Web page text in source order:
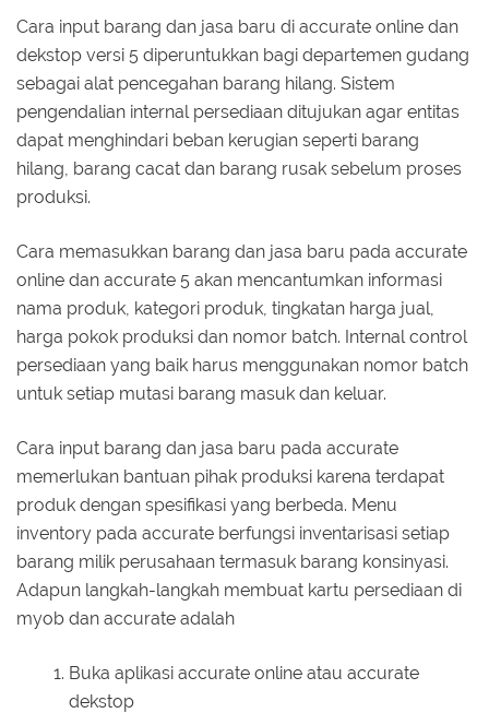
Cara input barang dan jasa baru di accurate online dan
dekstop versi 5 diperuntukkan bagi departemen gudang
sebagai alat pencegahan barang hilang. Sistem
pengendalian internal persediaan ditujukan agar entitas
dapat menghindari beban kerugian seperti barang
hilang, barang cacat dan barang rusak sebelum proses
produksi.
Cara memasukkan barang dan jasa baru pada accurate
online dan accurate 5 akan mencantumkan informasi
nama produk, kategori produk, tingkatan harga jual,
harga pokok produksi dan nomor batch. Internal control
persediaan yang baik harus menggunakan nomor batch
untuk setiap mutasi barang masuk dan keluar.
Cara input barang dan jasa baru pada accurate
memerlukan bantuan pihak produksi karena terdapat
produk dengan spesifikasi yang berbeda. Menu
inventory pada accurate berfungsi inventarisasi setiap
barang milik perusahaan termasuk barang konsinyasi.
Adapun langkah-langkah membuat kartu persediaan di
myob dan accurate adalah
Buka aplikasi accurate online atau accurate
dekstop